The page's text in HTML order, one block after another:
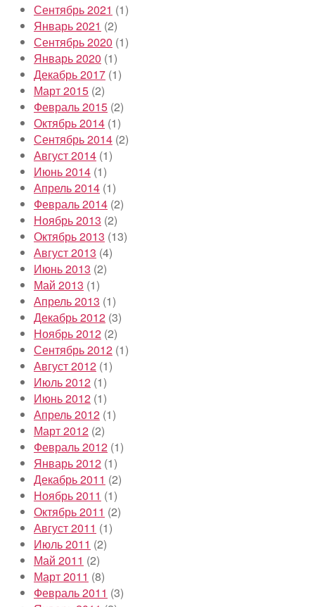
Сентябрь 2021 (1)
Январь 2021 (2)
Сентябрь 2020 (1)
Январь 2020 (1)
Декабрь 2017 (1)
Март 2015 (2)
Февраль 2015 (2)
Октябрь 2014 (1)
Сентябрь 2014 (2)
Август 2014 (1)
Июнь 2014 (1)
Апрель 2014 (1)
Февраль 2014 (2)
Ноябрь 2013 (2)
Октябрь 2013 (13)
Август 2013 (4)
Июнь 2013 (2)
Май 2013 (1)
Апрель 2013 (1)
Декабрь 2012 (3)
Ноябрь 2012 (2)
Сентябрь 2012 (1)
Август 2012 (1)
Июль 2012 (1)
Июнь 2012 (1)
Апрель 2012 (1)
Март 2012 (2)
Февраль 2012 (1)
Январь 2012 (1)
Декабрь 2011 (2)
Ноябрь 2011 (1)
Октябрь 2011 (2)
Август 2011 (1)
Июль 2011 (2)
Май 2011 (2)
Март 2011 (8)
Февраль 2011 (3)